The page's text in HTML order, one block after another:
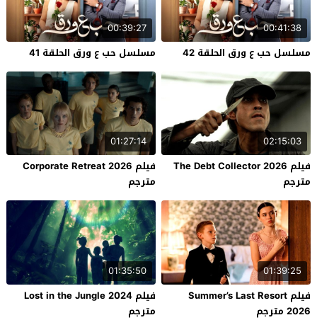
00:41:38
مسلسل حب ع ورق الحلقة 42
00:39:27
مسلسل حب ع ورق الحلقة 41
02:15:03
فيلم The Debt Collector 2026
مترجم
01:27:14
فيلم Corporate Retreat 2026
مترجم
01:39:25
فيلم Summer’s Last Resort
2026 مترجم
01:35:50
فيلم Lost in the Jungle 2024
مترجم